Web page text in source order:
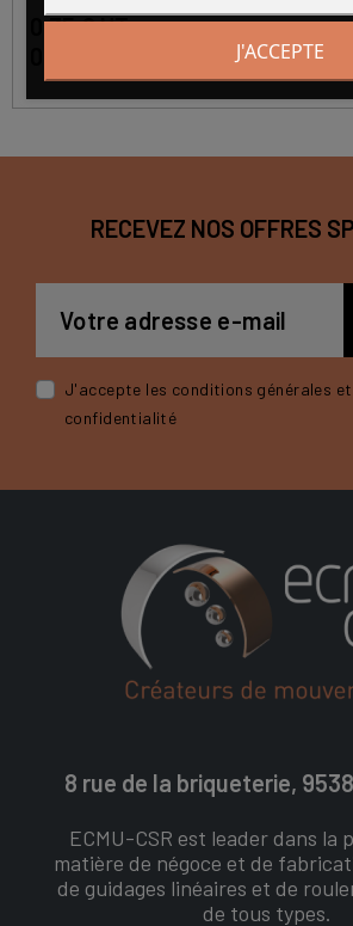
0,35 € HT
En stock
RECEVEZ NOS OFFRES
J'accepte les conditions générales
confidentialité
8 rue de la briqueterie,
ECMU-CSR est leader dans la
matière de négoce et de
de guidages linéaires et de
de tous types.
J'ACCEPTE